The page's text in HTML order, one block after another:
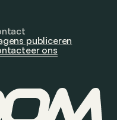
publiceren
ons